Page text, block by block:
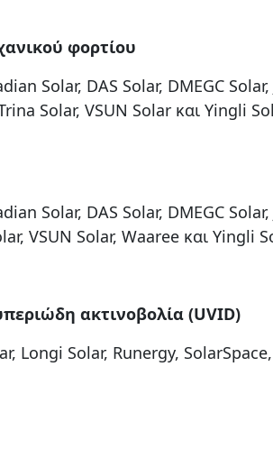
φορτίου
Solar, DAS Solar, DMEGC Solar,
Solar, VSUN Solar και Yingli
Solar, DAS Solar, DMEGC Solar,
VSUN Solar, Waaree και Yingli
ακτινοβολία (UVID)
Longi Solar, Runergy,